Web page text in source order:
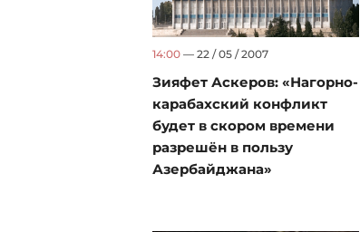
14:00 — 22 / 05 / 2007
Зияфет Аскеров: «Нагорно-
карабахский конфликт
будет в скором времени
разрешён в пользу
Азербайджана»